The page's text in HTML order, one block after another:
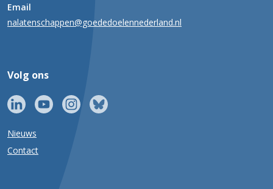
Email
nalatenschappen@goededoelennederland.nl
Volg ons
Nieuws
Contact